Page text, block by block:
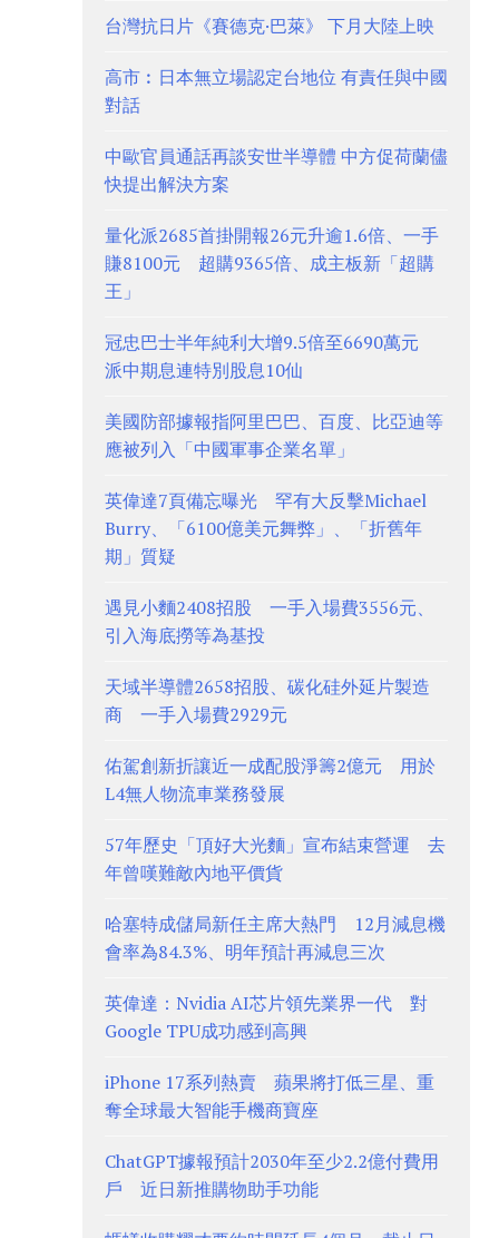
台灣抗日片《賽德克·巴萊》 下月大陸上映
高市︰日本無立場認定台地位 有責任與中國
對話
中歐官員通話再談安世半導體 中方促荷蘭儘
快提出解決方案
量化派2685首掛開報26元升逾1.6倍、一手
賺8100元 超購9365倍、成主板新「超購
王」
冠忠巴士半年純利大增9.5倍至6690萬元
派中期息連特別股息10仙
美國防部據報指阿里巴巴、百度、比亞迪等
應被列入「中國軍事企業名單」
英偉達7頁備忘曝光 罕有大反擊Michael
Burry、「6100億美元舞弊」、「折舊年
期」質疑
遇見小麵2408招股 一手入場費3556元、
引入海底撈等為基投
天域半導體2658招股、碳化硅外延片製造
商 一手入場費2929元
佑駕創新折讓近一成配股淨籌2億元 用於
L4無人物流車業務發展
57年歷史「頂好大光麵」宣布結束營運 去
年曾嘆難敵內地平價貨
哈塞特成儲局新任主席大熱門 12月減息機
會率為84.3%、明年預計再減息三次
英偉達：Nvidia AI芯片領先業界一代 對
Google TPU成功感到高興
iPhone 17系列熱賣 蘋果將打低三星、重
奪全球最大智能手機商寶座
ChatGPT據報預計2030年至少2.2億付費用
戶 近日新推購物助手功能